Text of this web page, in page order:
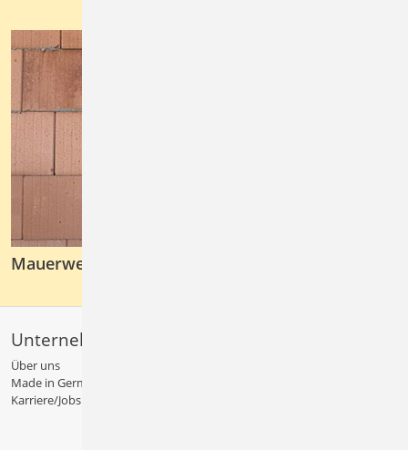
Mauerwerksbau
Unternehmen
Über uns
Made in Germany
Karriere/Jobs